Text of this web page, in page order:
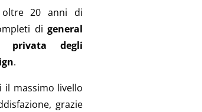
oltre 20 anni di
digeneral
privata degli
.
massimo livello
grazie